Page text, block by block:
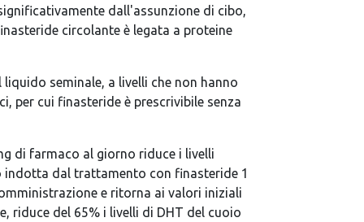
dall'assunzione di cibo,
circolante è legata a proteine
seminale, a livelli che non hanno
per cui finasteride è prescrivibile senza
di farmaco al giorno riduce i livelli
indotta dal trattamento con finasteride 1
e ritorna ai valori iniziali
riduce del 65% i livelli di DHT del cuoio